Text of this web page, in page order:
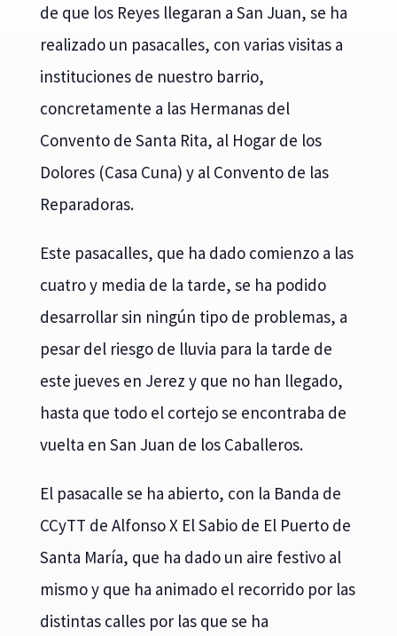
de que los Reyes llegaran a San Juan, se ha
realizado un pasacalles, con varias visitas a
instituciones de nuestro barrio,
concretamente a las Hermanas del
Convento de Santa Rita, al Hogar de los
Dolores (Casa Cuna) y al Convento de las
Reparadoras.
Este pasacalles, que ha dado comienzo a las
cuatro y media de la tarde, se ha podido
desarrollar sin ningún tipo de problemas, a
pesar del riesgo de lluvia para la tarde de
este jueves en Jerez y que no han llegado,
hasta que todo el cortejo se encontraba de
vuelta en San Juan de los Caballeros.
El pasacalle se ha abierto, con la Banda de
CCyTT de Alfonso X El Sabio de El Puerto de
Santa María, que ha dado un aire festivo al
mismo y que ha animado el recorrido por las
distintas calles por las que se ha